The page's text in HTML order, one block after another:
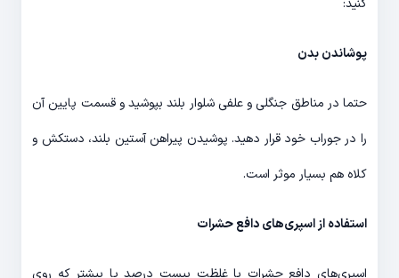
کنید:
پوشاندن بدن
حتما در مناطق جنگلی و علفی شلوار بلند بپوشید و قسمت پایین آن
را در جوراب خود قرار دهید. پوشیدن پیراهن آستین بلند، دستکش و
کلاه هم بسیار موثر است.
استفاده از اسپری‌های دافع حشرات
اسپری‌های دافع حشرات با غلظت بیست درصد یا بیشتر که روی